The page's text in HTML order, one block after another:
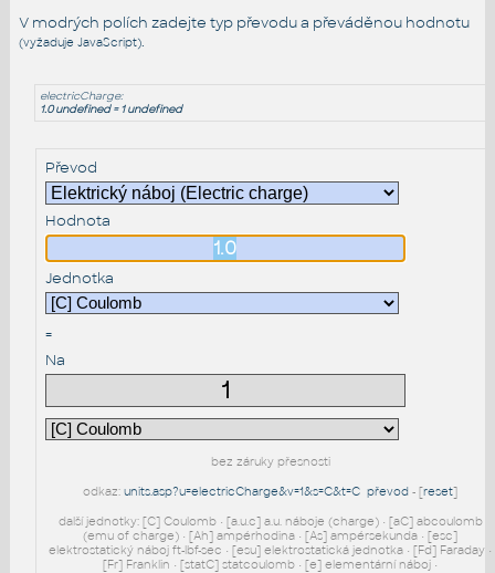
V modrých polích zadejte typ převodu a převáděnou hodnotu
(vyžaduje JavaScript).
electricCharge:
1.0 undefined = 1 undefined
Převod
Hodnota
Jednotka
=
Na
bez záruky přesnosti
odkaz:units.asp?u=electricCharge&v=1&s=C&t=C převod - [reset]
další jednotky: [C] Coulomb • [a.u.c] a.u. náboje (charge) • [aC] abcoulomb
(emu of charge) • [Ah] ampérhodina • [As] ampérsekunda • [esc]
elektrostatický náboj ft-lbf-sec • [esu] elektrostatická jednotka • [Fd] Faraday •
[Fr] Franklin • [statC] statcoulomb • [e] elementární náboj •